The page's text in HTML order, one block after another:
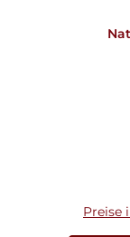
Preise